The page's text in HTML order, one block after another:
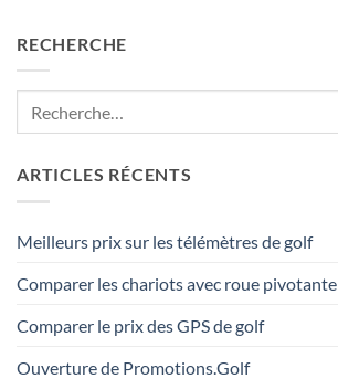
RECHERCHE
ARTICLES RÉCENTS
Meilleurs prix sur les télémètres de golf
Comparer les chariots avec roue pivotante
Comparer le prix des GPS de golf
Ouverture de Promotions.Golf